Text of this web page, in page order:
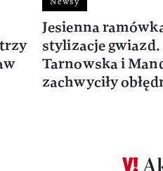
Jesienna
stylizacje gwiazd.
Tarnowska i
zachwyciły